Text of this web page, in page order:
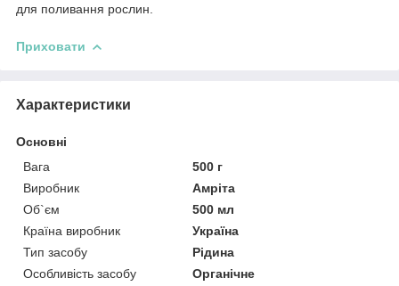
для поливання рослин.
Приховати
Характеристики
Основні
Вага
500 г
Виробник
Амріта
Об`єм
500 мл
Країна виробник
Україна
Тип засобу
Рідина
Особливість засобу
Органічне